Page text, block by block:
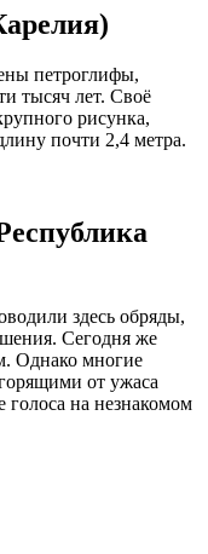
петроглифы,
тысяч лет. Своё
рисунка,
почти 2,4 метра.
здесь обряды,
Сегодня же
Однако многие
от ужаса
голоса на незнакомом